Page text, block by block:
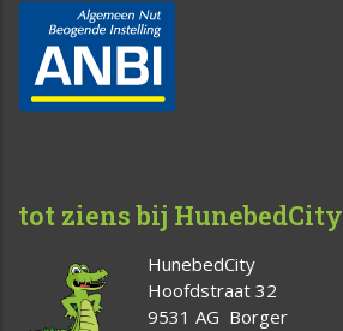
tot ziens bij HunebedCity
HunebedCity
Hoofdstraat 32
9531 AG Borger